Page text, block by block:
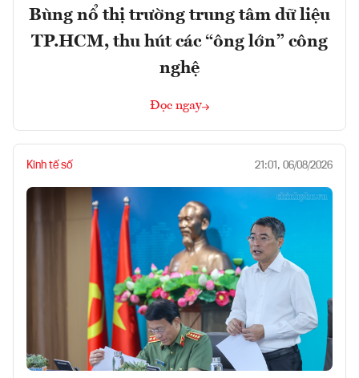
Bùng nổ thị trường trung tâm dữ liệu
TP.HCM, thu hút các “ông lớn” công
nghệ
Đọc ngay
Kinh tế số 21:01, 06/08/2026